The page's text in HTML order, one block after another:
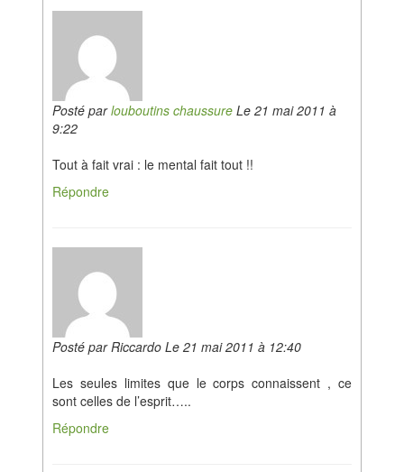
Posté parlouboutins chaussure Le 21 mai 2011 à
9:22
Tout à fait vrai : le mental fait tout !!
Répondre
Posté par Riccardo Le 21 mai 2011 à 12:40
Les seules limites que le corps connaissent , ce
sont celles de l’esprit…..
Répondre